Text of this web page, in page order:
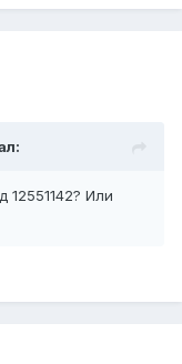
12551142? Или